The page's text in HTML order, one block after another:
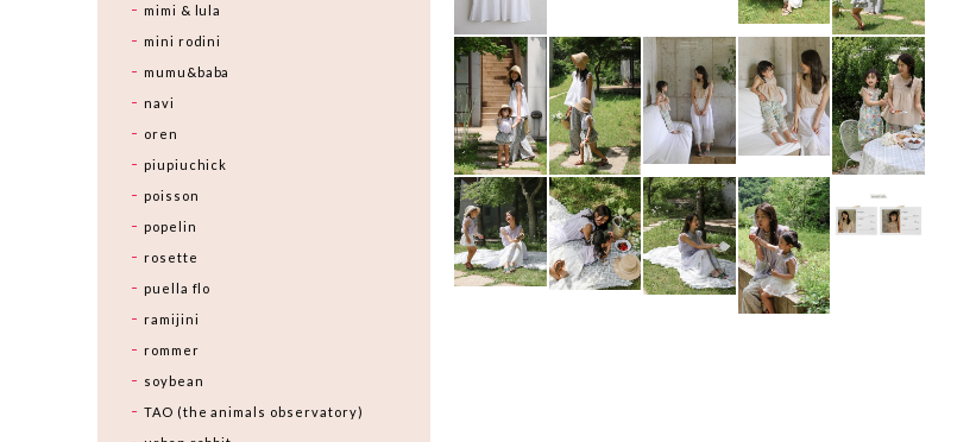
mimi & lula
mini rodini
mumu&baba
navi
oren
piupiuchick
poisson
popelin
rosette
puella flo
ramijini
rommer
soybean
TAO (the animals observatory)